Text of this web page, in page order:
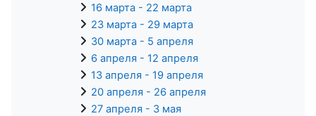
16 марта - 22 марта
23 марта - 29 марта
30 марта - 5 апреля
6 апреля - 12 апреля
13 апреля - 19 апреля
20 апреля - 26 апреля
27 апреля - 3 мая